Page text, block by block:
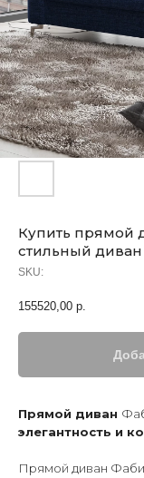
Купить прямой
стильный
SKU:
155520,00 р.
Прямой диван
элегантность и
Прямой диван